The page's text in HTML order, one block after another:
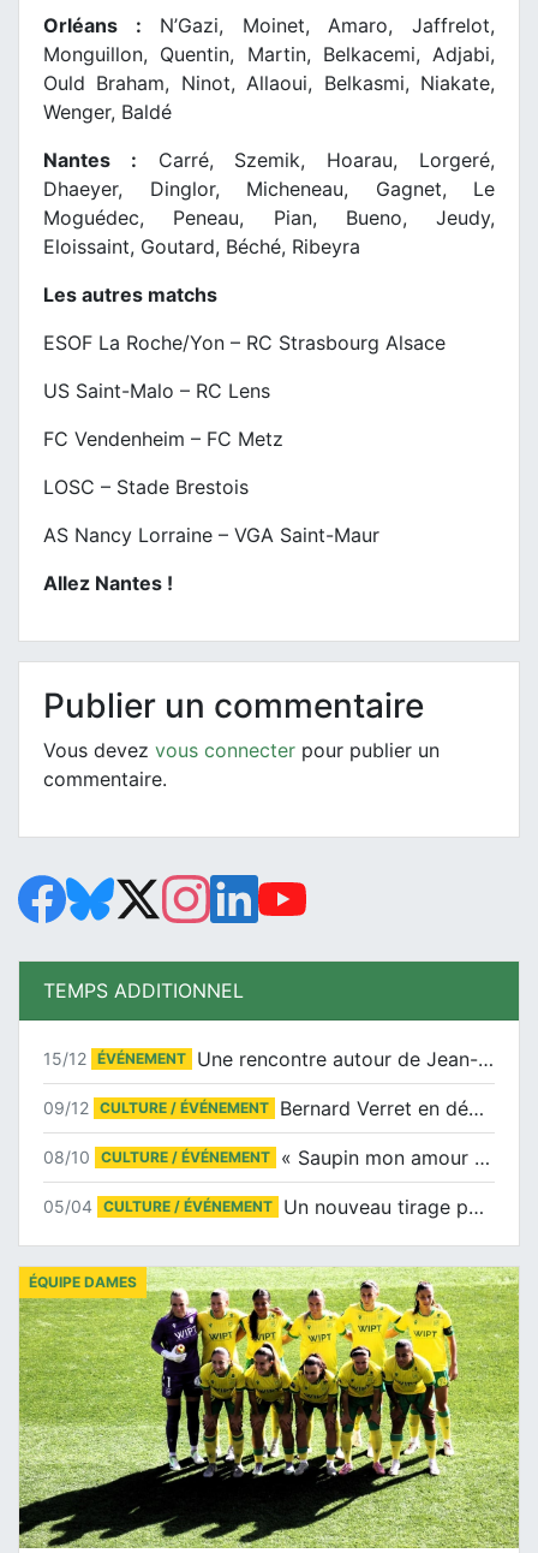
Orléans : N’Gazi, Moinet, Amaro, Jaffrelot,
Monguillon, Quentin, Martin, Belkacemi, Adjabi,
Ould Braham, Ninot, Allaoui, Belkasmi, Niakate,
Wenger, Baldé
Nantes : Carré, Szemik, Hoarau, Lorgeré,
Dhaeyer, Dinglor, Micheneau, Gagnet, Le
Moguédec, Peneau, Pian, Bueno, Jeudy,
Eloissaint, Goutard, Béché, Ribeyra
Les autres matchs
ESOF La Roche/Yon – RC Strasbourg Alsace
US Saint-Malo – RC Lens
FC Vendenheim – FC Metz
LOSC – Stade Brestois
AS Nancy Lorraine – VGA Saint-Maur
Allez Nantes !
Publier un commentaire
Vous devez vous connecter pour publier un
commentaire.
TEMPS ADDITIONNEL
15/12 ÉVÉNEMENT Une rencontre autour de Jean-Claude Suaudeau
09/12 CULTURE / ÉVÉNEMENT Bernard Verret en dédicaces le samedi 13 décembre à l’Espace Culturel Atlantis
08/10 CULTURE / ÉVÉNEMENT « Saupin mon amour » au salon du livre de Trentemoult
05/04 CULTURE / ÉVÉNEMENT Un nouveau tirage pour le Docu-BD
ÉQUIPE DAMES